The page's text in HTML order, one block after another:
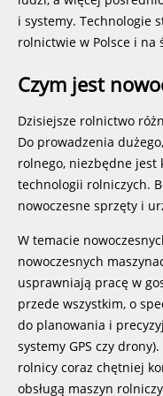
i systemy. Technologie
rolnictwie w Polsce i na
Czym jest
Dzisiejsze rolnictwo
Do prowadzenia
rolnego, niezbędne jest
technologii rolniczych.
nowoczesne sprzęty i
W temacie
nowoczesnych
usprawniają pracę w
przede wszystkim, o
do planowania i
systemy GPS czy
rolnicy coraz chętniej
obsługą maszyn